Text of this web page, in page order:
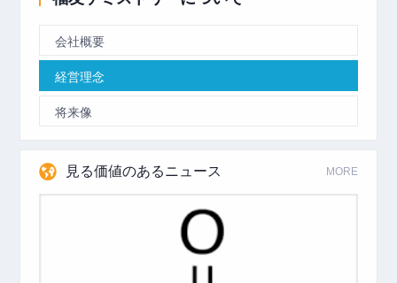
会社概要
経営理念
将来像
見る価値のあるニュース MORE